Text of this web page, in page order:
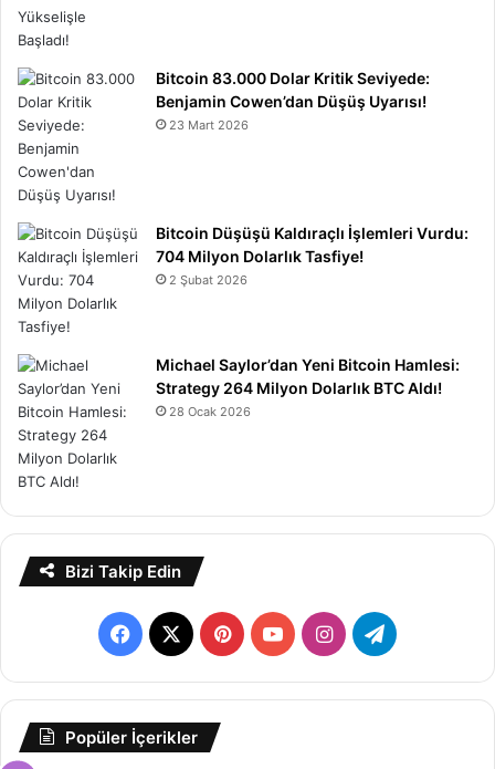
Bitcoin 83.000 Dolar Kritik Seviyede:
Benjamin Cowen’dan Düşüş Uyarısı!
23 Mart 2026
Bitcoin Düşüşü Kaldıraçlı İşlemleri Vurdu:
704 Milyon Dolarlık Tasfiye!
2 Şubat 2026
Michael Saylor’dan Yeni Bitcoin Hamlesi:
Strategy 264 Milyon Dolarlık BTC Aldı!
28 Ocak 2026
Bizi Takip Edin
Facebook
X PinterestYouTubeInstagramTelegram
Popüler İçerikler